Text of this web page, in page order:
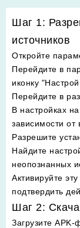
Шаг 1:
источников
Откройте
Перейдите в
иконку
Перейдите в
В настройках
зависимости от
Разрешите
Найдите
неопознанных
Активируйте
подтвердить
Шаг 2:
Загрузите APK-